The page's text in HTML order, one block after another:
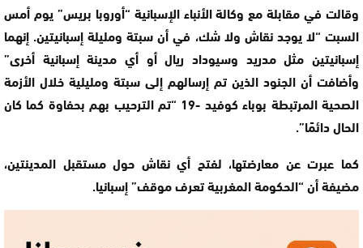
وقالت في مقابلة مع وكالة الأنباء الإسبانية “أوروبا بريس” يوم أمس
السبت “لا يوجد نقاش ولا شك، في أن سبتة ومليلة إسبانيتين. إنهما
إسبانيتين مثل مدريد وسيوداد ريال أو أي مدينة إسبانية أخرى”
وأضافت أن الجنود الذين تم إرسالهم إلى سبتة ومليلية خلال الأزمة
الصحية المرتبطة بوباء كوفيد -19 “تم الترحيب بهم بحفاوة كما كان
الحال دائمًا”.
كما عبرت عن معارضتها، لفتح أي نقاش حول مستقبل المدينتين،
مضيفة أن “الحكومة المغربية تعرف موقف” إسبانيا.